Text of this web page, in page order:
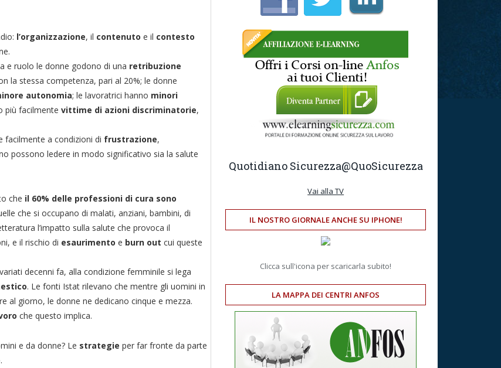
l’organizzazione, il contenuto e il contesto
e ruolo le donne godono di una retribuzione
la stessa competenza, pari al 20%; le donne
autonomia; le lavoratrici hanno minori
più facilmente vittime di azioni discriminatorie,
a condizioni di frustrazione,
possono ledere in modo significativo sia la salute
che il 60% delle professioni di cura sono
che si occupano di malati, anziani, bambini, di
l’impatto sulla salute che provoca il
e il rischio di esaurimento e burn out cui queste
decenni fa, alla condizione femminile si lega
. Le fonti Istat rilevano che mentre gli uomini in
al giorno, le donne ne dedicano cinque e mezza.
che questo implica.
e da donne? Le strategie per far fronte da parte
.
Quotidiano Sicurezza@QuoSicurezza
Vai alla TV
IL NOSTRO GIORNALE ANCHE SU IPHONE!
Clicca sull'icona per scaricarla subito!
LA MAPPA DEI CENTRI ANFOS